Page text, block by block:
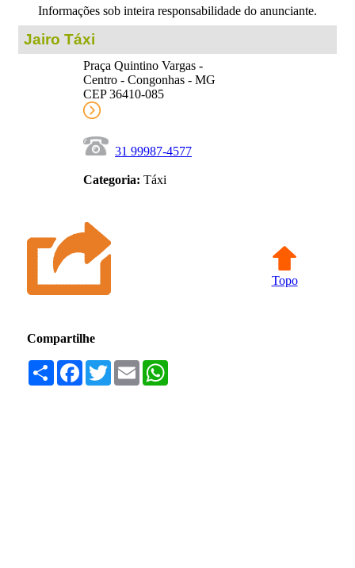
Informações sob inteira responsabilidade do anunciante.
Jairo Táxi
Praça Quintino Vargas -
Centro - Congonhas - MG
CEP 36410-085
31 99987-4577
Categoria: Táxi
Topo
Compartilhe
Compartilhar
Facebook
TwitterEmail